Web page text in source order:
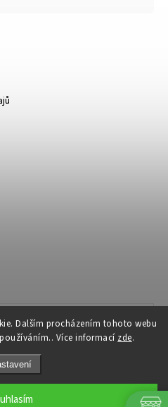
Dalším procházením tohoto webu
Více informací zde.